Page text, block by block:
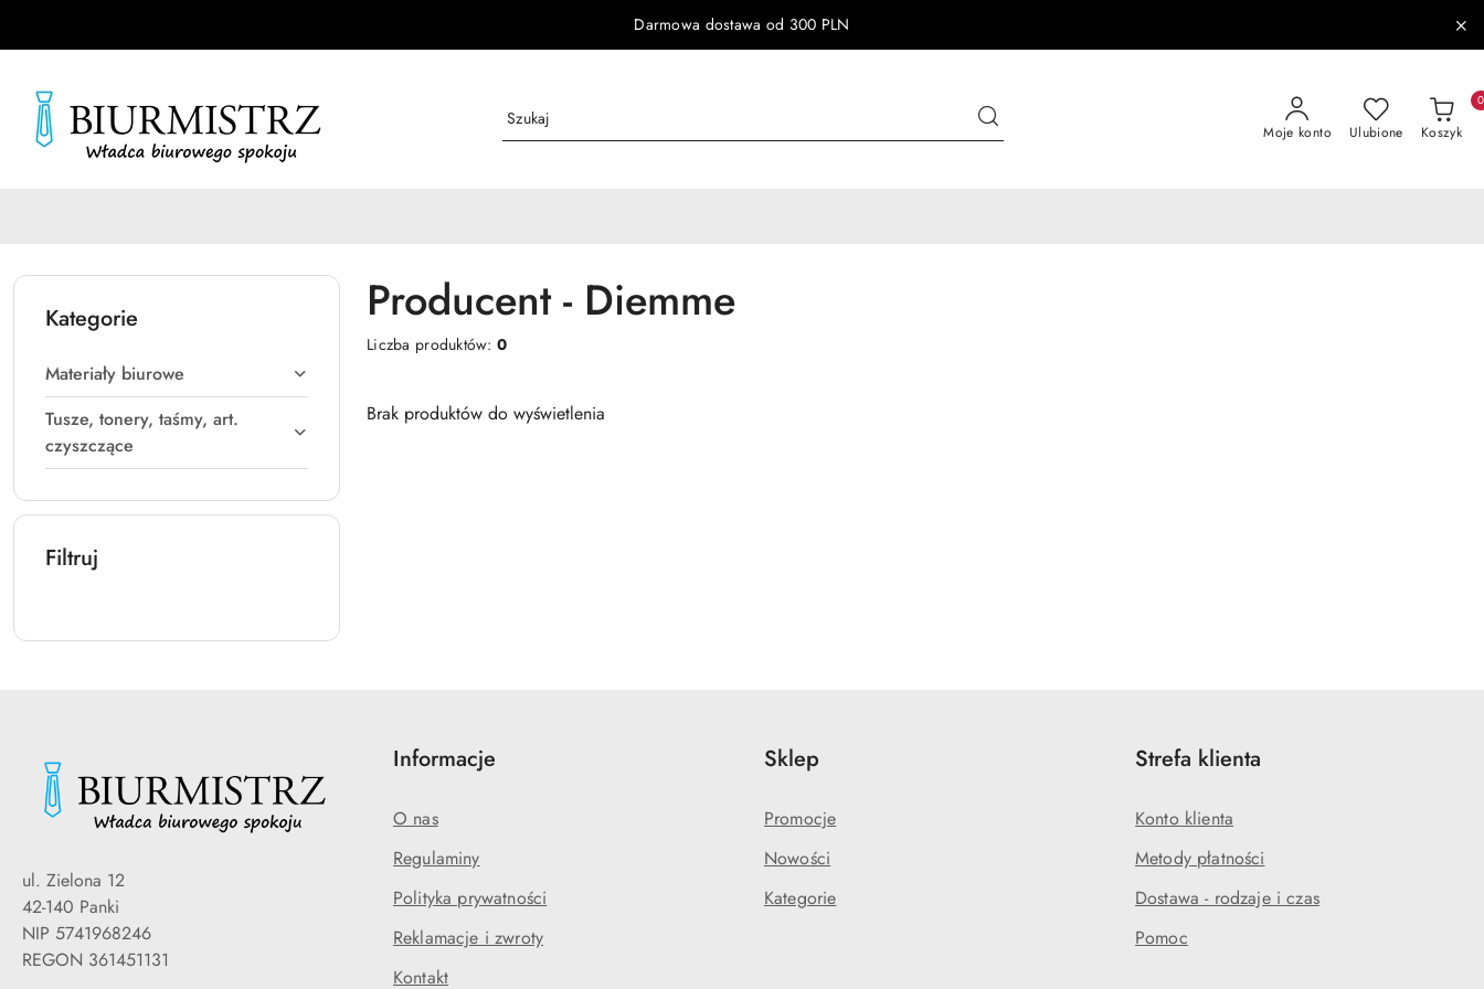
Darmowa dostawa od 300 PLN
Moje konto Ulubione Koszyk
0
Kategorie
Materiały biurowe
Tusze, tonery, taśmy, art.
czyszczące
Filtruj
Producent - Diemme
Liczba produktów:0
Brak produktów do wyświetlenia
ul. Zielona 12
42-140 Panki
NIP 5741968246
REGON 361451131
Informacje
O nas
Regulaminy
Polityka prywatności
Reklamacje i zwroty
Kontakt
Sklep
Promocje
Nowości
Kategorie
Strefa klienta
Konto klienta
Metody płatności
Dostawa - rodzaje i czas
Pomoc